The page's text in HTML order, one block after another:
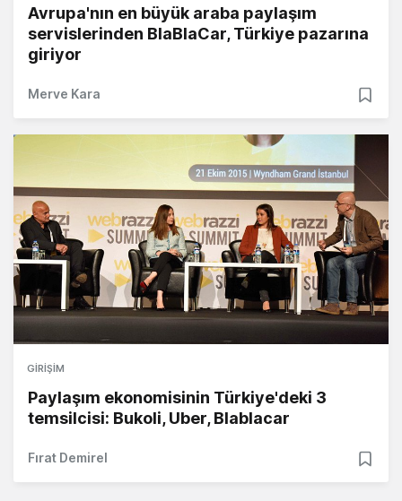
Avrupa'nın en büyük araba paylaşım
servislerinden BlaBlaCar, Türkiye pazarına
giriyor
Merve Kara
GIRIŞIM
Paylaşım ekonomisinin Türkiye'deki 3
temsilcisi: Bukoli, Uber, Blablacar
Fırat Demirel